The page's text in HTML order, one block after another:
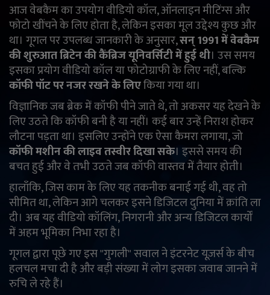
आज वेबकैम का उपयोग वीडियो कॉल, ऑनलाइन मीटिंग्स और
फोटो खींचने के लिए होता है, लेकिन इसका मूल उद्देश्य कुछ और
था। गूगल पर उपलब्ध जानकारी के अनुसार,सन् 1991 में वेबकैम
की शुरुआत ब्रिटेन की कैंब्रिज यूनिवर्सिटी में हुई थी। उस समय
इसका प्रयोग वीडियो कॉल या फोटोग्राफी के लिए नहीं, बल्कि
कॉफी पॉट पर नजर रखने के लिएकिया गया था।
विज्ञानिक जब ब्रेक में कॉफी पीने जाते थे, तो अकसर यह देखने के
लिए उठते कि कॉफी बनी है या नहीं। कई बार उन्हें निराश होकर
लौटना पड़ता था। इसलिए उन्होंने एक ऐसा कैमरा लगाया, जो
कॉफी मशीन की लाइव तस्वीर दिखा सके। इससे समय की
बचत हुई और वे तभी उठते जब कॉफी वास्तव में तैयार होती।
हालाँकि, जिस काम के लिए यह तकनीक बनाई गई थी, वह तो
सीमित था, लेकिन आगे चलकर इसने डिजिटल दुनिया में क्रांति ला
दी। अब यह वीडियो कॉलिंग, निगरानी और अन्य डिजिटल कार्यों
में अहम भूमिका निभा रहा है।
गूगल द्वारा पूछे गए इस "गुगली" सवाल ने इंटरनेट यूज़र्स के बीच
हलचल मचा दी है और बड़ी संख्या में लोग इसका जवाब जानने में
रुचि ले रहे हैं।